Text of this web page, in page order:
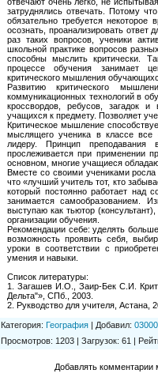
затруднялись отвечать. Потому
обязательно требуется
осознать, проанализировать ответ
раз таких вопросов, ученики
школьной практике вопросов
способны мыслить критически.
процессе обучения занимает
критического мышления
Развитию критического
коммуникационных технологий в
кроссвордов, ребусов, загадок и
учащихся к предмету. Позволяет
Критическое мышление
мыслящего ученика в классе все
лидеру. Принцип преподавания
прослеживается при применении
основном, многие учащиеся
Вместе со своими учениками
что «лучший учитель тот, кто
который постоянно работает над
занимается самообразованием.
выступаю как тьютор
организации обучения.
Рекомендации себе: уделять
возможность проявить себя,
уроки в соответствии с
умения и навыки.
Список литературы:
1. Загашев И.О., Заир-Бек С.И.
Дельта"», СПб., 2003.
2. Рукводство для учителя, Астана,
Категория: География | Добавил: 03000
Просмотров: 1203 | Загрузок: 61 |
Добавлять комментарии